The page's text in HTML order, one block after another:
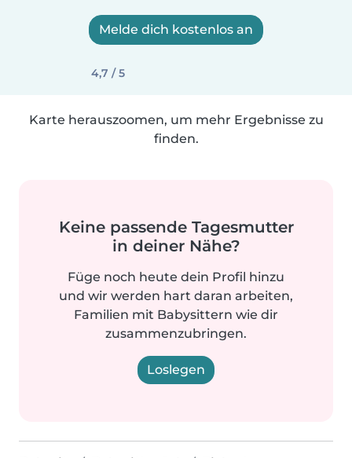
Melde dich kostenlos an
4,7 / 5
Karte herauszoomen, um mehr Ergebnisse zu
finden.
Keine passende Tagesmutter
in deiner Nähe?
Füge noch heute dein Profil hinzu
und wir werden hart daran arbeiten,
Familien mit Babysittern wie dir
zusammenzubringen.
Loslegen